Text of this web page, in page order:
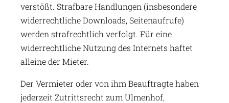
verstößt. Strafbare Handlungen (insbesondere
widerrechtliche Downloads, Seitenaufrufe)
werden strafrechtlich verfolgt. Für eine
widerrechtliche Nutzung des Internets haftet
alleine der Mieter.
Der Vermieter oder von ihm Beauftragte haben
jederzeit Zutrittsrecht zum Ulmenhof,